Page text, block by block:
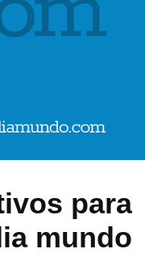
para
mundo